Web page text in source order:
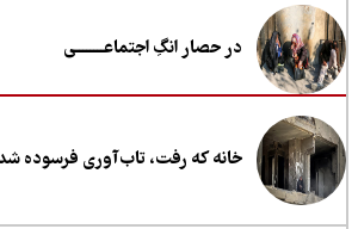
در حصار انگِ اجتماعــــــــی
خانه که رفت، تاب‌آوری فرسوده شد